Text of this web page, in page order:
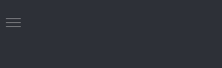
Mobile Menu Toggle